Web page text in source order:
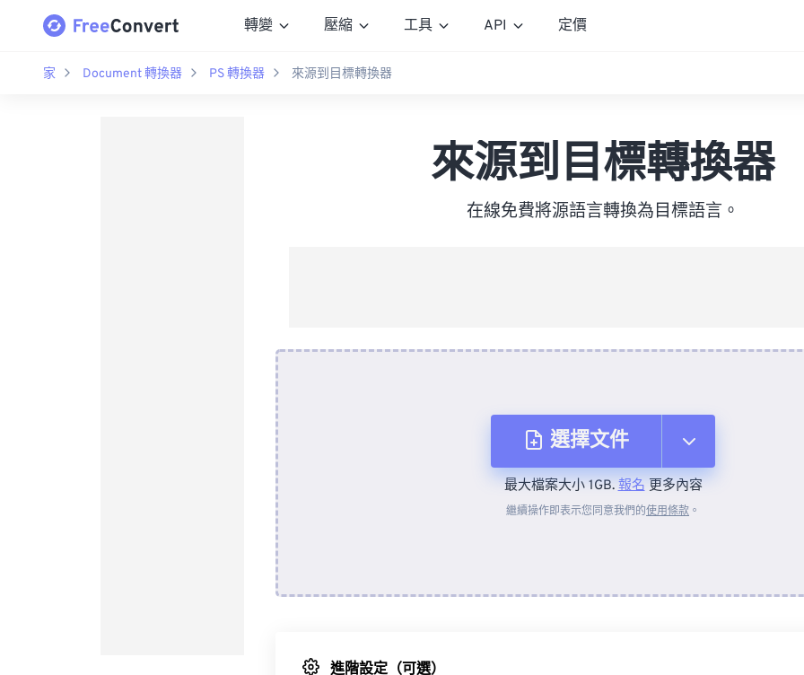
轉變 壓縮 工具 API 定價
家 Document 轉換器 PS 轉換器 來源到目標轉換器
來源到目標轉換器
在線免費將源語言轉換為目標語言。
選擇文件
來自裝置
最大檔案大小 1GB.報名更多內容
繼續操作即表示您同意我們的使用條款 。
進階設定（可選）